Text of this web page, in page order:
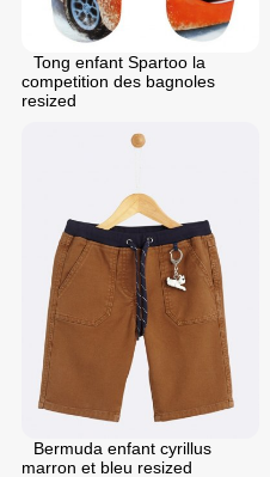
Tong enfant Spartoo la
competition des bagnoles
resized
Bermuda enfant cyrillus
marron et bleu resized